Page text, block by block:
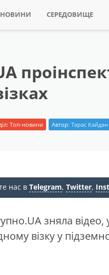
НОВИНИ СЕРЕДОВИЩЕ
Топ-новини Автор: Тарас Кайдан
нас в Telegram, Twitter,
зняла
візку у